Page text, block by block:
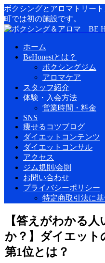
ボクシングとアロマトリー
町では初の施設です。
ホーム
BeHonestとは？
ボクシングジム
アロマケア
スタッフ紹介
体験・入会方法
営業時間・料金
SNS
痩せるコツブログ
ダイエットコンテンツ
ダイエットコンサル
アクセス
ジム規則/会則
お問い合わせ
プライバシーポリシー
特定商取引法に
【答えがわかる人
か？】ダイエット
第1位とは？